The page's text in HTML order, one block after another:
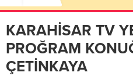
KARAHİSAR TV
PROĞRAM
ÇETİNKAYA